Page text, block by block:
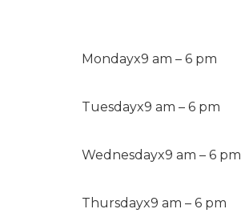
Mondayx9 am – 6 pm
Tuesdayx9 am – 6 pm
Wednesdayx9 am – 6 pm
Thursdayx9 am – 6 pm